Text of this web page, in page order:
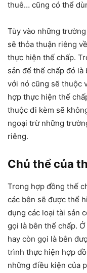
thuê… cũng có thể
Tùy vào những
sẽ thỏa thuận riêng
thực hiện thế chấp.
sản để thế chấp đó
với nó cũng sẽ thuộc
hợp thực hiện thế
thuộc đi kèm sẽ
ngoại trừ những
riêng.
Chủ thể của
Trong hợp đồng thế
các bên sẽ được thể
dụng các loại tài sản
gọi là bên thế chấp.
hay còn gọi là bên
trình thực hiện hợp
những điều kiện của